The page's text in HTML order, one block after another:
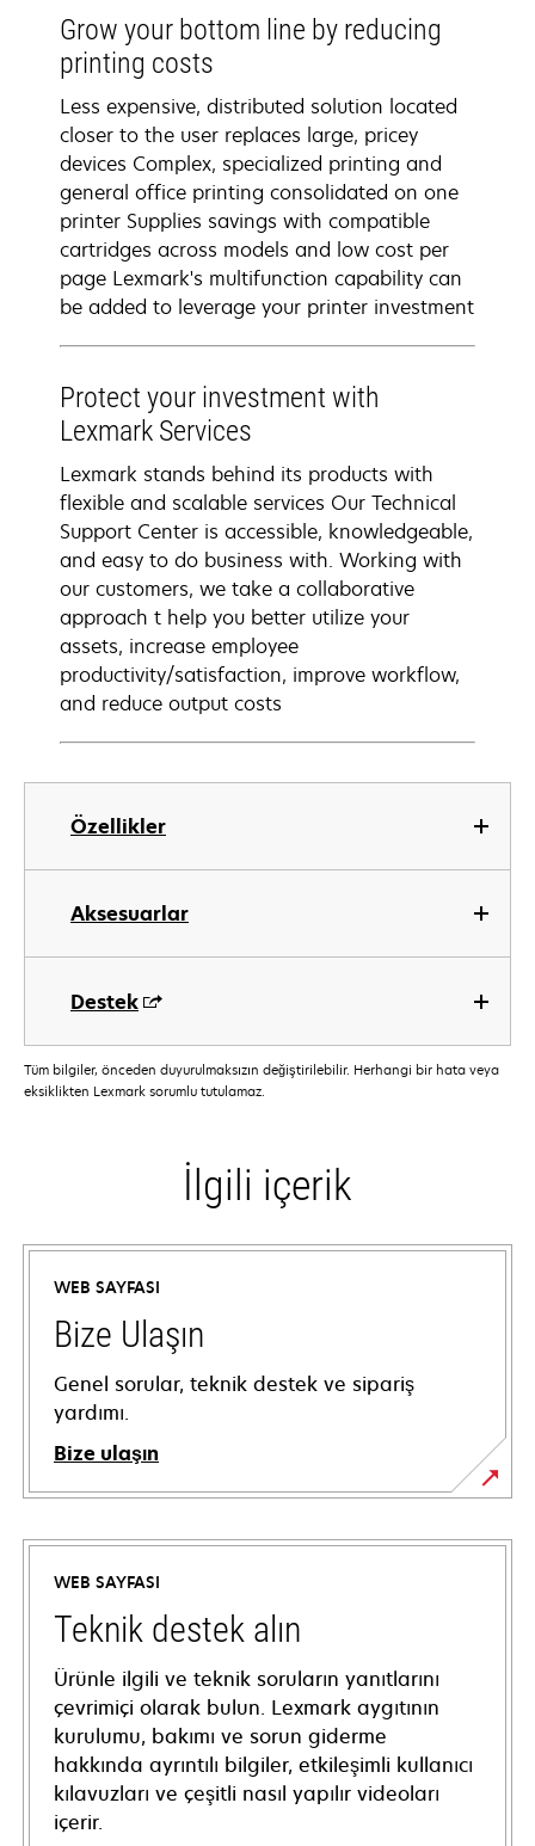
Özellikler
Aksesuarlar
Destek
Grow your bottom line by reducing
printing costs
Less expensive, distributed solution located
closer to the user replaces large, pricey
devices Complex, specialized printing and
general office printing consolidated on one
printer Supplies savings with compatible
cartridges across models and low cost per
page Lexmark's multifunction capability can
be added to leverage your printer investment
Protect your investment with
Lexmark Services
Lexmark stands behind its products with
flexible and scalable services Our Technical
Support Center is accessible, knowledgeable,
and easy to do business with. Working with
our customers, we take a collaborative
approach t help you better utilize your
assets, increase employee
productivity/satisfaction, improve workflow,
and reduce output costs
Tüm bilgiler, önceden duyurulmaksızın değiştirilebilir. Herhangi bir hata veya
eksiklikten Lexmark sorumlu tutulamaz.
İlgili içerik
WEB SAYFASI
Bize Ulaşın
Genel sorular, teknik destek ve sipariş
yardımı.
Bize ulaşın
WEB SAYFASI
Teknik destek alın
Ürünle ilgili ve teknik soruların yanıtlarını
çevrimiçi olarak bulun. Lexmark aygıtının
kurulumu, bakımı ve sorun giderme
hakkında ayrıntılı bilgiler, etkileşimli kullanıcı
kılavuzları ve çeşitli nasıl yapılır videoları
içerir.